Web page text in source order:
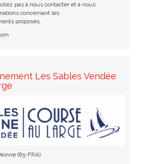
pas à nous contacter et à nous
concernant les
proposés.
Les Sables Vendée
(85-FRA)